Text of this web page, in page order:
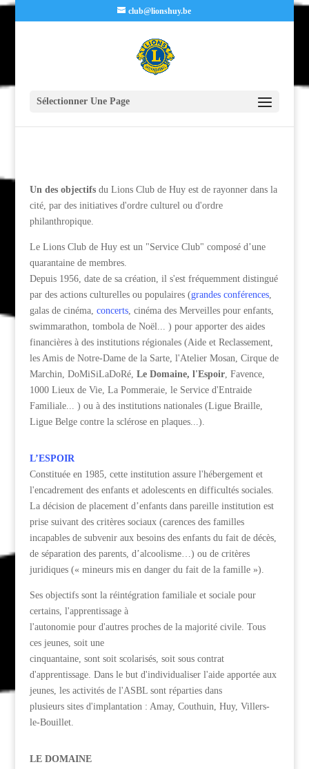
club@lionshuy.be
Sélectionner Une Page
Un des objectifsdu Lions Club de Huy est de rayonner dans la
cité, par des initiatives d'ordre culturel ou d'ordre
philanthropique.
Le Lions Club de Huy est un "Service Club" composé d’une
quarantaine de membres.
Depuis 1956, date de sa création, il s'est fréquemment distingué
par des actions culturelles ou populaires (grandes conférences,
galas de cinéma, concerts, cinéma des Merveilles pour enfants,
swimmarathon, tombola de Noël... ) pour apporter des aides
financières à des institutions régionales (Aide et Reclassement,
les Amis de Notre-Dame de la Sarte, l'Atelier Mosan, Cirque de
Marchin, DoMiSiLaDoRé, Le Domaine, l'Espoir, Favence,
1000 Lieux de Vie, La Pommeraie, le Service d'Entraide
Familiale... ) ou à des institutions nationales (Ligue Braille,
Ligue Belge contre la sclérose en plaques...).
L’ESPOIR
Constituée en 1985, cette institution assure l'hébergement et
l'encadrement des enfants et adolescents en difficultés sociales.
La décision de placement d’enfants dans pareille institution est
prise suivant des critères sociaux (carences des familles
incapables de subvenir aux besoins des enfants du fait de décès,
de séparation des parents, d’alcoolisme…) ou de critères
juridiques (« mineurs mis en danger du fait de la famille »).
Ses objectifs sont la réintégration familiale et sociale pour
certains, l'apprentissage à
l'autonomie pour d'autres proches de la majorité civile. Tous
ces jeunes, soit une
cinquantaine, sont soit scolarisés, soit sous contrat
d'apprentissage. Dans le but d'individualiser l'aide apportée aux
jeunes, les activités de l'ASBL sont réparties dans
plusieurs sites d'implantation : Amay, Couthuin, Huy, Villers-
le-Bouillet.
LE DOMAINE